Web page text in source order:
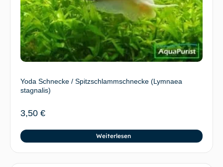
Yoda Schnecke / Spitzschlammschnecke (Lymnaea
stagnalis)
3,50 €
Weiterlesen